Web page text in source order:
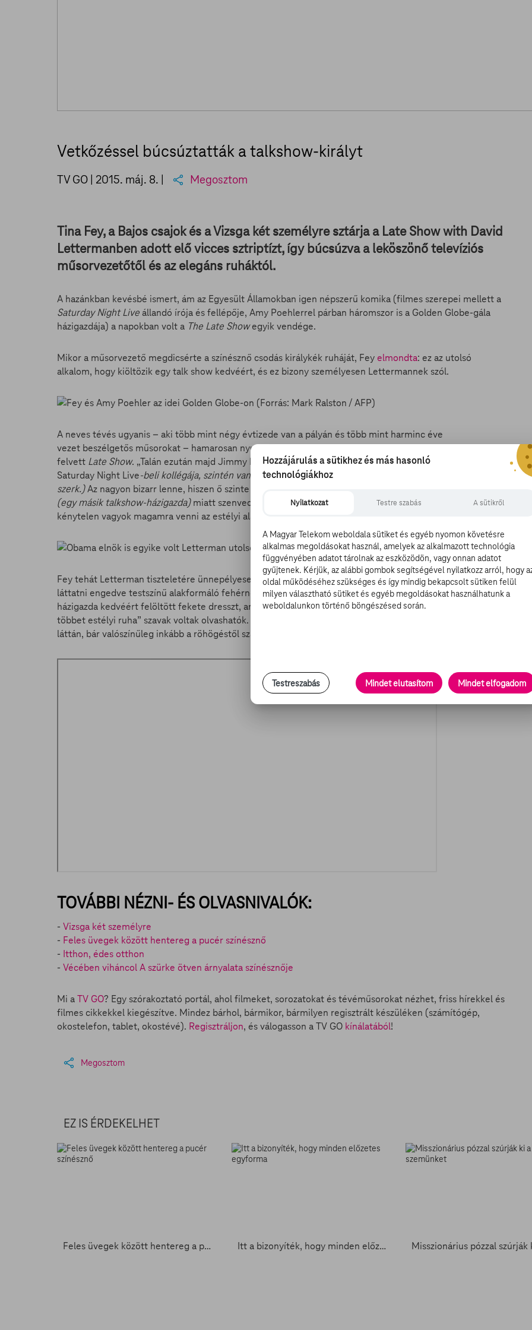
Vetkőzéssel búcsúztatták a talkshow-királyt
TV GO | 2015. máj. 8. | Megosztom
Tina Fey, a Bajos csajok és a Vizsga két személyre sztárja a Late Show with David
Lettermanben adott elő vicces sztriptízt, így búcsúzva a leköszönő televíziós
műsorvezetőtől és az elegáns ruháktól.
A hazánkban kevésbé ismert, ám az Egyesült Államokban igen népszerű komika (filmes szerepei mellett a
Saturday Night Live állandó írója és fellépője, Amy Poehlerrel párban háromszor is a Golden Globe-gála
házigazdája) a napokban volt a The Late Showegyik vendége.
Mikor a műsorvezető megdicsérte a színésznő csodás királykék ruháját, Fey elmondta: ez az utolsó
alkalom, hogy kiöltözik egy talk show kedvéért, és ez bizony személyesen Lettermannek szól.
A neves tévés ugyanis – aki több mint négy évtizede van a pályán és több mint harminc éve
vezet beszélgetős műsorokat – hamarosan nyugdíjba vonul: május 20-án kerül adásba az utolsó vele
felvett Late Show. „Talán ezután majd Jimmy kedvéért vegyek fel elegáns ruhát?(Jimmy Fallon Fey
Saturday Night Live-beli kollégája, szintén van saját talk show-ja,Late Night with Jimmy Fallon
szerk.)Az nagyon bizarr lenne, hiszen ő szinte olyan nekem, mint a testvérem. Vagy talán James Corden
(egy másik talkshow-házigazda)miatt szenvedjek ebben a speckó hasleszorítós fehérneműben, amit
kénytelen vagyok magamra venni az estélyi alá? Ez sosem fog megtörténni” – tréfálkozott a komika.
Fey tehát Letterman tiszteletére ünnepélyesen megvált utolsó alkalommal hordott elegáns ruhájától,
láttatni engedve testszínű alakformáló fehérneműjét és egy kedves meglepetést: egy csak a talkshow-
házigazda kedvéért felöltött fekete dresszt, amelyen elöl a „Viszlát, Dave!”, a fenékrészen pedig a „Soha
többet estélyi ruha” szavak voltak olvashatók. Letterman természetesen meghatódott Fey figyelmessége
láttán, bár valószínűleg inkább a röhögéstől szaladtak könnyek a szemébe.
TOVÁBBI NÉZNI- ÉS OLVASNIVALÓK:
- Vizsga két személyre
- Feles üvegek között hentereg a pucér színésznő
- Itthon, édes otthon
- Vécében viháncol A szürke ötven árnyalata színésznője
Mi aTV GO? Egy szórakoztató portál, ahol filmeket, sorozatokat és tévéműsorokat nézhet, friss hírekkel és
filmes cikkekkel kiegészítve. Mindez bárhol, bármikor, bármilyen regisztrált készüléken (számítógép,
okostelefon, tablet, okostévé). Regisztráljon, és válogasson a TV GO kínálatából!
Megosztom
EZ IS ÉRDEKELHET
Feles üvegek között hentereg a pucér színésznő Itt a bizonyíték, hogy minden előzetes egyforma
Hozzájárulás a sütikhez és más hasonló
technológiákhoz
Nyilatkozat Testre szabás A sütikről
A Magyar Telekom weboldala sütiket és egyéb nyomon követésre
alkalmas megoldásokat használ, amelyek az alkalmazott technológia
függvényében adatot tárolnak az eszközödön, vagy onnan adatot
gyűjtenek. Kérjük, az alábbi gombok segítségével nyilatkozz arról, hogy
oldal működéséhez szükséges és így mindig bekapcsolt sütiken felül
milyen választható sütiket és egyéb megoldásokat használhatunk a
weboldalunkon történő böngészésed során.
Testreszabás Mindet elutasítom Mindet elfogadom